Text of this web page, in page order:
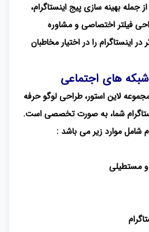
جمله بهینه سازی پیج اینستاگرام،
فیلتر اختصاصی و مشاوره
را در اختیار مخاطبان
های اجتماعی
لاین استور، طراحی لوگو حرفه
شما، به صورت تخصصی است.
شامل موارد زیر می باشد :
مستطیلی